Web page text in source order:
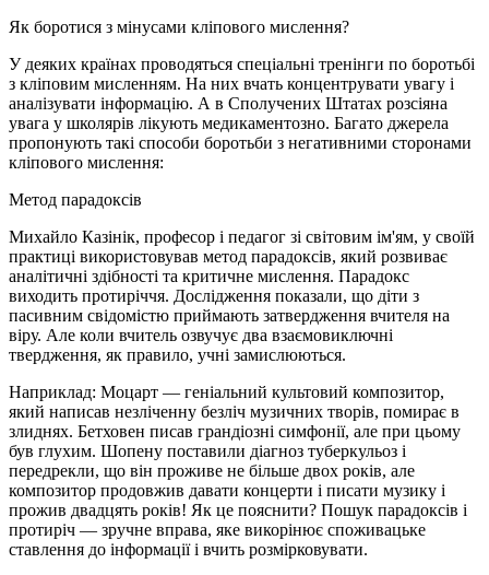
Як боротися з мінусами кліпового мислення?
У деяких країнах проводяться спеціальні тренінги по боротьбі
з кліповим мисленням. На них вчать концентрувати увагу і
аналізувати інформацію. А в Сполучених Штатах розсіяна
увага у школярів лікують медикаментозно. Багато джерела
пропонують такі способи боротьби з негативними сторонами
кліпового мислення:
Метод парадоксів
Михайло Казінік, професор і педагог зі світовим ім'ям, у своїй
практиці використовував метод парадоксів, який розвиває
аналітичні здібності та критичне мислення. Парадокс
виходить протиріччя. Дослідження показали, що діти з
пасивним свідомістю приймають затвердження вчителя на
віру. Але коли вчитель озвучує два взаємовиключні
твердження, як правило, учні замислюються.
Наприклад: Моцарт — геніальний культовий композитор,
який написав незліченну безліч музичних творів, помирає в
злиднях. Бетховен писав грандіозні симфонії, але при цьому
був глухим. Шопену поставили діагноз туберкульоз і
передрекли, що він проживе не більше двох років, але
композитор продовжив давати концерти і писати музику і
прожив двадцять років! Як це пояснити? Пошук парадоксів і
протиріч — зручне вправа, яке викорінює споживацьке
ставлення до інформації і вчить розмірковувати.